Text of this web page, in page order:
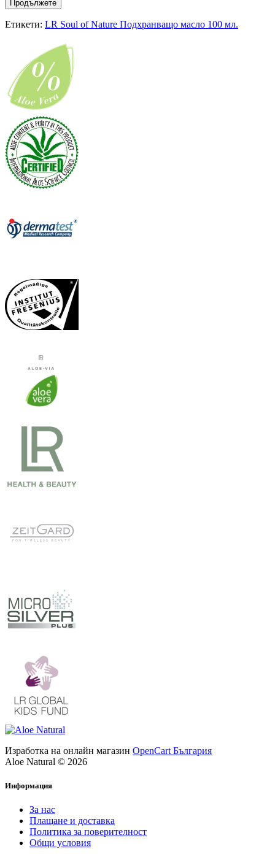
Продължете
Етикети: LR Soul of Nature Подхранващо масло 100 мл.
Изработка на онлайн магазин OpenCart България
Aloe Natural © 2026
Информация
За нас
Плащане и доставка
Политика за поверителност
Общи условия